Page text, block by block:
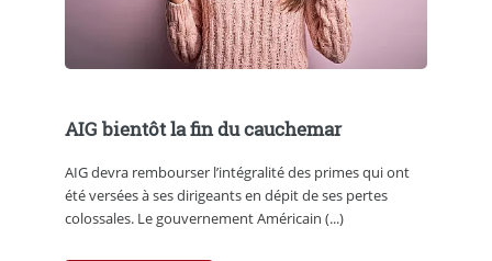
AIG bientôt la fin du cauchemar
AIG devra rembourser l’intégralité des primes qui ont
été versées à ses dirigeants en dépit de ses pertes
colossales. Le gouvernement Américain (...)